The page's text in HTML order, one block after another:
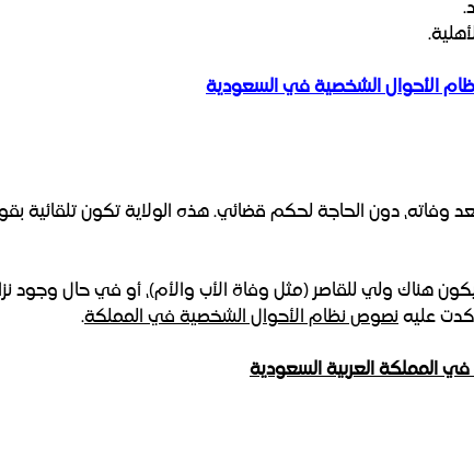
الأحوال الشخصية في السعودية
وفاته، دون الحاجة لحكم قضائي. هذه الولاية تكون تلقائية
هناك ولي للقاصر (مثل وفاة الأب والأم)، أو في حال وجود
عليه نصوص نظام الأحوال الشخصية في المملكة.
المملكة العربية السعودية